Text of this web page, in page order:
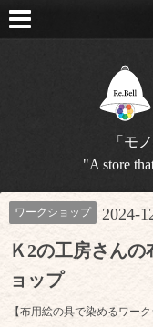
「モ
"A store
ワークショップ 2024-
Ｋ2の工房さん
ョップ
【布用絵の具で染めるワーク